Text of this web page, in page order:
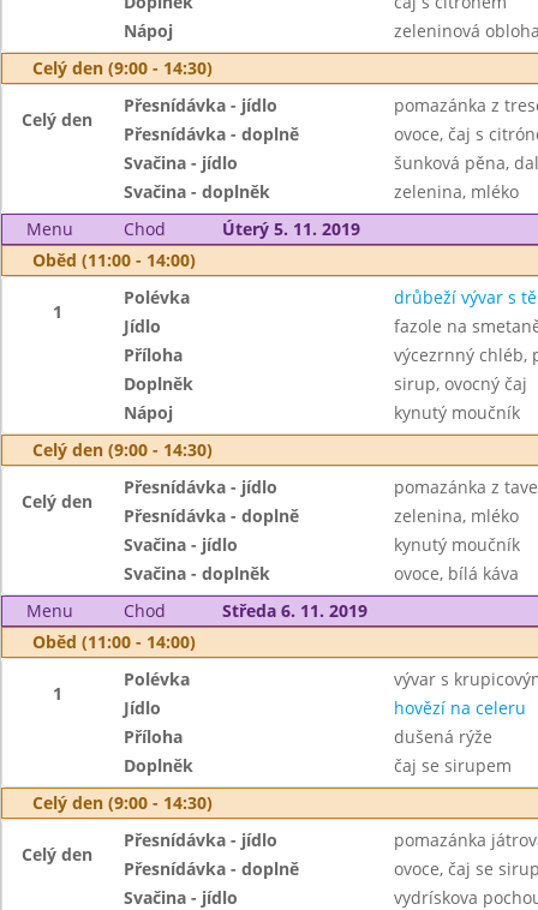
Nápoj
zeleninová
Celý den (9:00 - 14:30)
Celý den
Přesnídávka - jídlo
pomazánka z
Přesnídávka - doplně
ovoce, čaj s
Svačina - jídlo
šunková pěna,
Svačina - doplněk
zelenina, mléko
Menu
Chod
Úterý 5. 11. 2019
Oběd (11:00 - 14:00)
1
Polévka
drůbeží vývar s
Jídlo
fazole na
Příloha
výcezrnný chléb,
Doplněk
sirup, ovocný čaj
Nápoj
kynutý moučník
Celý den (9:00 - 14:30)
Celý den
Přesnídávka - jídlo
pomazánka z
Přesnídávka - doplně
zelenina, mléko
Svačina - jídlo
kynutý moučník
Svačina - doplněk
ovoce, bílá káva
Menu
Chod
Středa 6. 11. 2019
Oběd (11:00 - 14:00)
1
Polévka
vývar s
Jídlo
hovězí na celeru
Příloha
dušená rýže
Doplněk
čaj se sirupem
Celý den (9:00 - 14:30)
Celý den
Přesnídávka - jídlo
pomazánka
Přesnídávka - doplně
ovoce, čaj se
Svačina - jídlo
vydrískova